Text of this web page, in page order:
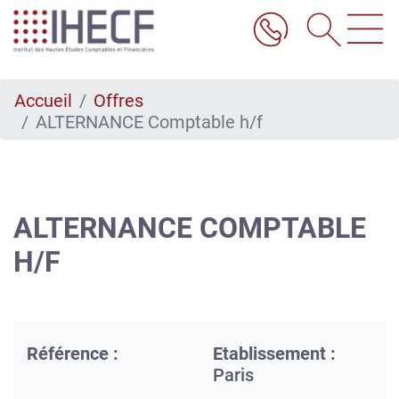
Aller
au
contenu
Accueil
Offres
ALTERNANCE Comptable h/f
ALTERNANCE COMPTABLE
H/F
Référence :
Etablissement :
Paris